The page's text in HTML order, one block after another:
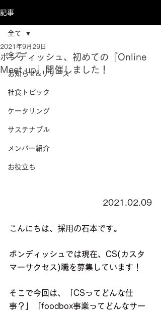
記事
全て
お知らせ&リリース
社食トピック
ケータリング
サステナブル
メンバー紹介
お役立ち
全て
ボンディッシュ、初めての『Online
Meet up』開催しました！
2021年9月29日
2021.02.09
こんにちは、採用の石本です。
ボンディッシュでは現在、CS(カスタ
マーサクセス)職を募集しています！
そこで今回は、「CSってどんな仕
事？」「foodbox事業ってどんなサー